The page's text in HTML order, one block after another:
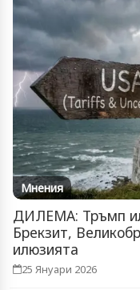
Мнения
ДИЛЕМА: Тръмп
Брекзит,
илюзията
25 Януари 2026